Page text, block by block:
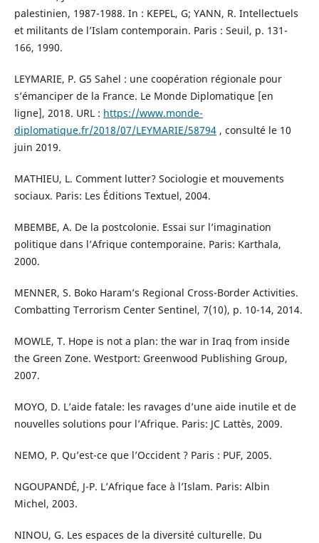
palestinien, 1987-1988. In : KEPEL, G; YANN, R. Intellectuels
et militants de l’Islam contemporain. Paris : Seuil, p. 131-
166, 1990.
LEYMARIE, P. G5 Sahel : une coopération régionale pour
s’émanciper de la France. Le Monde Diplomatique [en
ligne], 2018. URL : https://www.monde-
diplomatique.fr/2018/07/LEYMARIE/58794, consulté le 10
juin 2019.
MATHIEU, L. Comment lutter? Sociologie et mouvements
sociaux. Paris: Les Éditions Textuel, 2004.
MBEMBE, A. De la postcolonie. Essai sur l’imagination
politique dans l’Afrique contemporaine. Paris: Karthala,
2000.
MENNER, S. Boko Haram’s Regional Cross-Border Activities.
Combatting Terrorism Center Sentinel, 7(10), p. 10-14, 2014.
MOWLE, T. Hope is not a plan: the war in Iraq from inside
the Green Zone. Westport: Greenwood Publishing Group,
2007.
MOYO, D. L’aide fatale: les ravages d’une aide inutile et de
nouvelles solutions pour l’Afrique. Paris: JC Lattès, 2009.
NEMO, P. Qu’est-ce que l’Occident ? Paris : PUF, 2005.
NGOUPANDÉ, J-P. L’Afrique face à l’Islam. Paris: Albin
Michel, 2003.
NINOU, G. Les espaces de la diversité culturelle. Du